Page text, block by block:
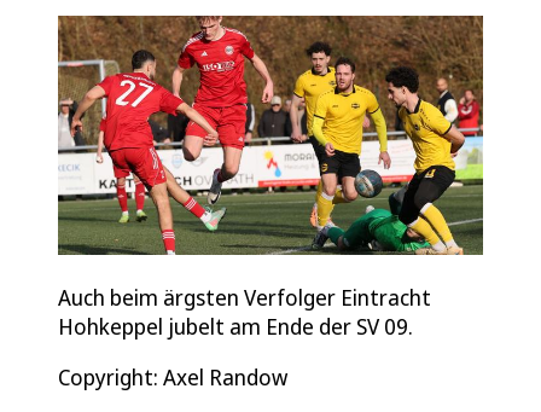
Auch beim ärgsten Verfolger Eintracht
Hohkeppel jubelt am Ende der SV 09.
Copyright: Axel Randow